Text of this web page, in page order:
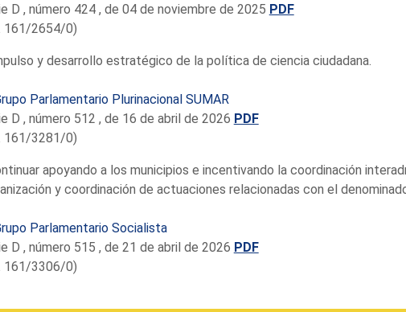
D , número 424 , de 04 de noviembre de 2025 PDF
161/2654/0)
y desarrollo estratégico de la política de ciencia ciudadana.
Parlamentario Plurinacional SUMAR
D , número 512 , de 16 de abril de 2026 PDF
161/3281/0)
apoyando a los municipios e incentivando la coordinación
y coordinación de actuaciones relacionadas con el
Parlamentario Socialista
D , número 515 , de 21 de abril de 2026 PDF
161/3306/0)